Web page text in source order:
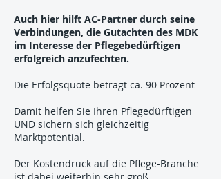
Auch hier hilft AC-Partner durch seine
Verbindungen, die Gutachten des MDK
im Interesse der Pflegebedürftigen
erfolgreich anzufechten.
Die Erfolgsquote beträgt ca. 90 Prozent
Damit helfen Sie Ihren Pflegedürftigen
UND sichern sich gleichzeitig
Marktpotential.
Der Kostendruck auf die Pflege-Branche